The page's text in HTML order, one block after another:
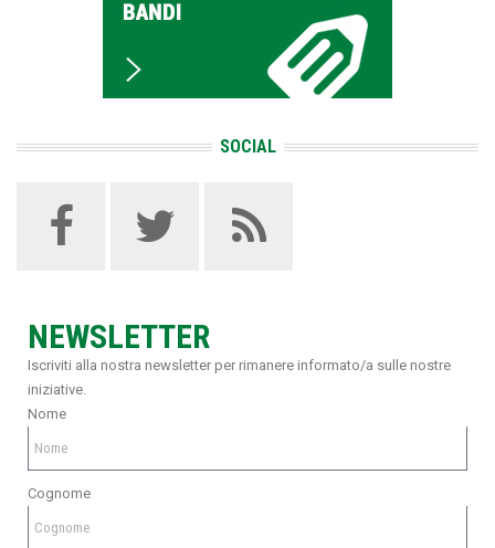
SOCIAL
NEWSLETTER
Iscriviti alla nostra newsletter per rimanere informato/a sulle nostre
iniziative.
Nome
Cognome